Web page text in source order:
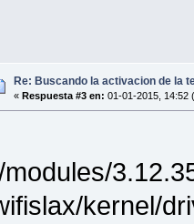
Re: Buscando la activacion de la
« Respuesta #3 en: 01-01-2015, 14:52
modules/
kernel/